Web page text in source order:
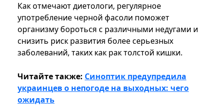
Как отмечают диетологи, регулярное
употребление черной фасоли поможет
организму бороться с различными недугами и
снизить риск развития более серьезных
заболеваний, таких как рак толстой кишки.
Читайте также: Синоптик предупредила
украинцев о непогоде на выходных: чего
ожидать